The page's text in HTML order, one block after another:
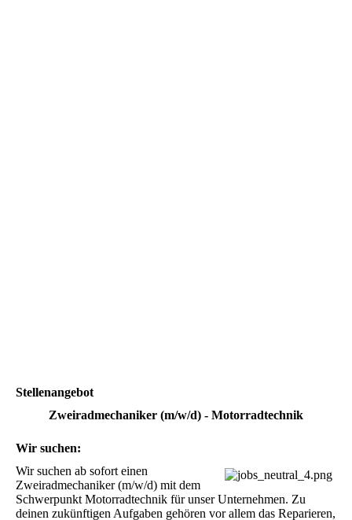
Stellenangebot
Zweiradmechaniker (m/w/d) - Motorradtechnik
Wir suchen:
Wir suchen ab sofort einen
Zweiradmechaniker (m/w/d) mit dem
Schwerpunkt Motorradtechnik für unser Unternehmen. Zu
deinen zukünftigen Aufgaben gehören vor allem das Reparieren,